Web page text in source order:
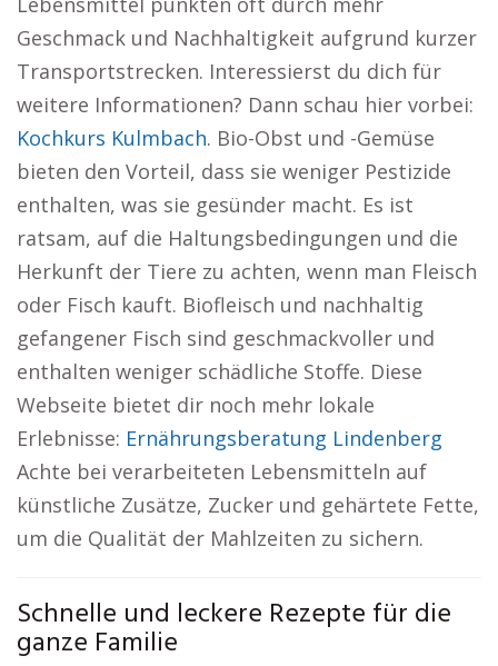
Geschmack und Nachhaltigkeit aufgrund kurzer
Transportstrecken. Interessierst du dich für
weitere Informationen? Dann schau hier vorbei:
Kochkurs Kulmbach. Bio-Obst und -Gemüse
bieten den Vorteil, dass sie weniger Pestizide
enthalten, was sie gesünder macht. Es ist
ratsam, auf die Haltungsbedingungen und die
Herkunft der Tiere zu achten, wenn man Fleisch
oder Fisch kauft. Biofleisch und nachhaltig
gefangener Fisch sind geschmackvoller und
enthalten weniger schädliche Stoffe. Diese
Webseite bietet dir noch mehr lokale
Erlebnisse: Ernährungsberatung Lindenberg
Achte bei verarbeiteten Lebensmitteln auf
künstliche Zusätze, Zucker und gehärtete Fette,
um die Qualität der Mahlzeiten zu sichern.
Schnelle und leckere Rezepte für die
ganze Familie